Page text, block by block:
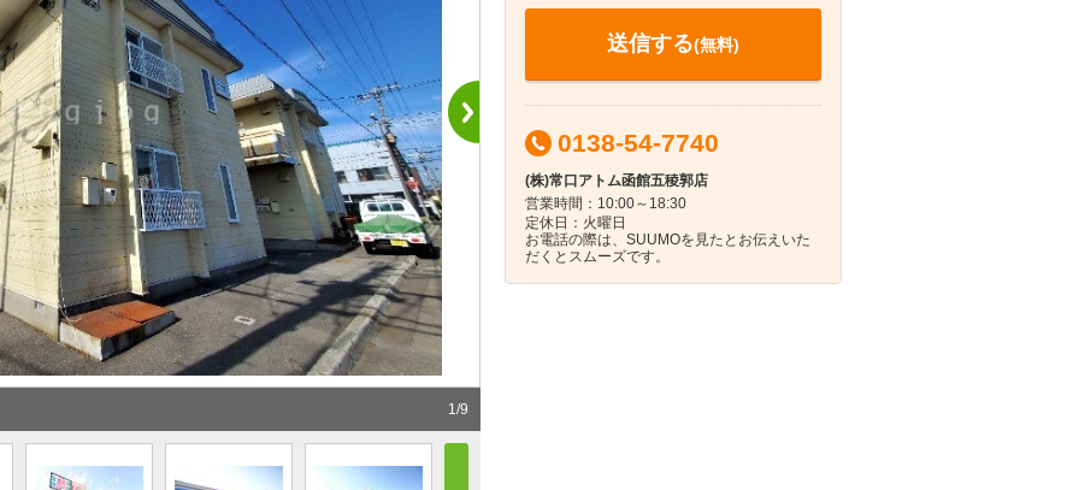
1/9
送信する(無料)
0138-54-7740
(株)常口アトム函館五稜郭店
営業時間：10:00～18:30
定休日：火曜日
お電話の際は、SUUMOを見たとお伝えいた
だくとスムーズです。